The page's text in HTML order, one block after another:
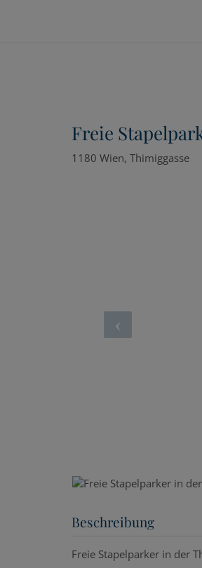
Freie
1180 Wien, Thimiggasse
Beschreibung
Freie Stapelparker in der